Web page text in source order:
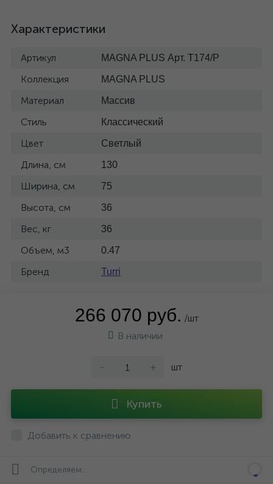
Характеристики
Артикул MAGNA PLUS Арт. T174/P
Коллекция MAGNA PLUS
Материал Массив
Стиль Классический
Цвет Светлый
Длина, см 130
Ширина, см 75
Высота, см 36
Вес, кг 36
Объем, м3 0.47
Бренд Turri
266 070 руб. /шт
В наличии
- + шт
Купить
Добавить к сравнению
Определяем...